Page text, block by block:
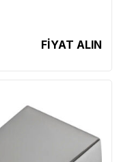
FİYAT ALIN